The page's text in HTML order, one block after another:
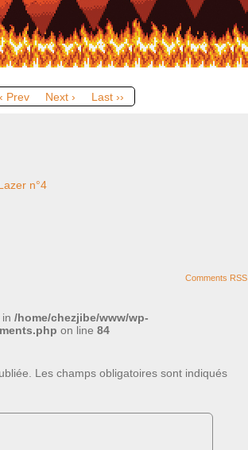
‹ Prev Next › Last ››
n°4
Comments RSS
/home/chezjibe/www/wp-
on line 84
Les champs obligatoires sont indiqués